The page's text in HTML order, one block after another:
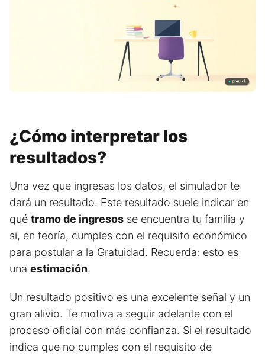
¿Cómo interpretar los
resultados?
Una vez que ingresas los datos, el simulador te
dará un resultado. Este resultado suele indicar en
qué tramo de ingresos se encuentra tu familia y
si, en teoría, cumples con el requisito económico
para postular a la Gratuidad. Recuerda: esto es
una estimación.
Un resultado positivo es una excelente señal y un
gran alivio. Te motiva a seguir adelante con el
proceso oficial con más confianza. Si el resultado
indica que no cumples con el requisito de